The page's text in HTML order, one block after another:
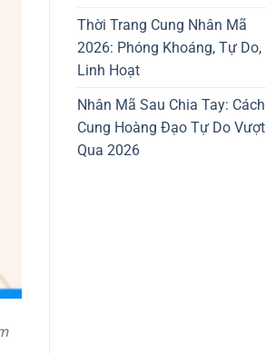
Thời Trang Cung Nhân Mã
2026: Phóng Khoáng, Tự Do,
Linh Hoạt
Nhân Mã Sau Chia Tay: Cách
Cung Hoàng Đạo Tự Do Vượt
Qua 2026